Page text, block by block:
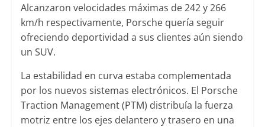
Alcanzaron velocidades máximas de 242 y 266
km/h respectivamente, Porsche quería seguir
ofreciendo deportividad a sus clientes aún siendo
un SUV.
La estabilidad en curva estaba complementada
por los nuevos sistemas electrónicos. El Porsche
Traction Management (PTM) distribuía la fuerza
motriz entre los ejes delantero y trasero en una